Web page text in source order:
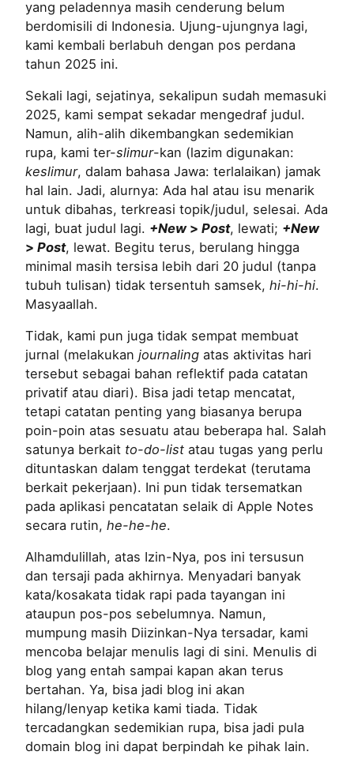
yang peladennya masih cenderung belum
berdomisili di Indonesia. Ujung-ujungnya lagi,
kami kembali berlabuh dengan pos perdana
tahun 2025 ini.
Sekali lagi, sejatinya, sekalipun sudah memasuki
2025, kami sempat sekadar mengedraf judul.
Namun, alih-alih dikembangkan sedemikian
rupa, kami ter-slimur-kan (lazim digunakan:
keslimur, dalam bahasa Jawa: terlalaikan) jamak
hal lain. Jadi, alurnya: Ada hal atau isu menarik
untuk dibahas, terkreasi topik/judul, selesai. Ada
lagi, buat judul lagi. +New> Post, lewati; +New
> Post, lewat. Begitu terus, berulang hingga
minimal masih tersisa lebih dari 20 judul (tanpa
tubuh tulisan) tidak tersentuh samsek, hi-hi-hi.
Masyaallah.
Tidak, kami pun juga tidak sempat membuat
jurnal (melakukan journaling atas aktivitas hari
tersebut sebagai bahan reflektif pada catatan
privatif atau diari). Bisa jadi tetap mencatat,
tetapi catatan penting yang biasanya berupa
poin-poin atas sesuatu atau beberapa hal. Salah
satunya berkait to-do-list atau tugas yang perlu
dituntaskan dalam tenggat terdekat (terutama
berkait pekerjaan). Ini pun tidak tersematkan
pada aplikasi pencatatan selaik di Apple Notes
secara rutin, he-he-he.
Alhamdulillah, atas Izin-Nya, pos ini tersusun
dan tersaji pada akhirnya. Menyadari banyak
kata/kosakata tidak rapi pada tayangan ini
ataupun pos-pos sebelumnya. Namun,
mumpung masih Diizinkan-Nya tersadar, kami
mencoba belajar menulis lagi di sini. Menulis di
blog yang entah sampai kapan akan terus
bertahan. Ya, bisa jadi blog ini akan
hilang/lenyap ketika kami tiada. Tidak
tercadangkan sedemikian rupa, bisa jadi pula
domain blog ini dapat berpindah ke pihak lain.